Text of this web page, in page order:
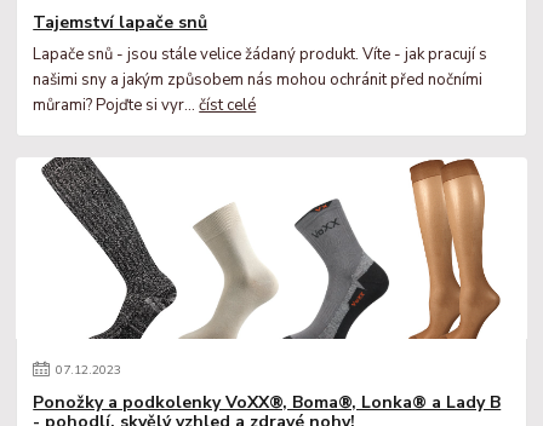
Tajemství lapače snů
Lapače snů - jsou stále velice žádaný produkt. Víte - jak pracují s
našimi sny a jakým způsobem nás mohou ochránit před nočními
můrami? Pojďte si vyr...číst celé
07.12.2023
Ponožky a podkolenky VoXX®, Boma®, Lonka® a Lady B